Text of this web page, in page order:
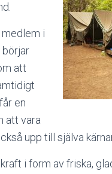
i
börjar
att
en
att vara
upp till själva
i form av friska,